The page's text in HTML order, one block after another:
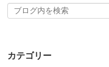
カテゴリー